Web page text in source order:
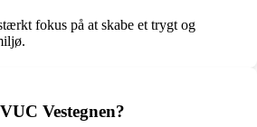
fokus på at skabe et trygt og
Vestegnen?